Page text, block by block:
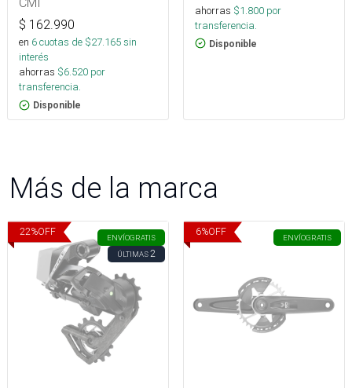
$ 162.990
en 6cuotas de $27.165sin
interés
ahorras $6.520 por
transferencia.
Disponible
ahorras $1.800 por
transferencia.
Disponible
Más de la marca
22%OFF
ENVÍOGRATIS
ÚLTIMAS2
6%OFF
ENVÍOGRATIS